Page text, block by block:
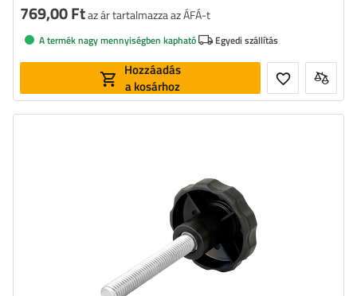
769,00 Ftaz ár tartalmazza az ÁFÁ-t
A termék nagy mennyiségben kapható Egyedi szállítás
Hozzáadás
a kosárhoz